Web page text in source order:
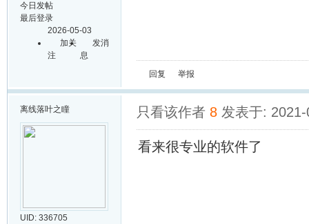
今日发帖
最后登录
2026-05-03
加关
注
发消
息
回复 举报
离线落叶之瞳
UID: 336705
只看该作者 8 发表于:
看来很专业的软件了